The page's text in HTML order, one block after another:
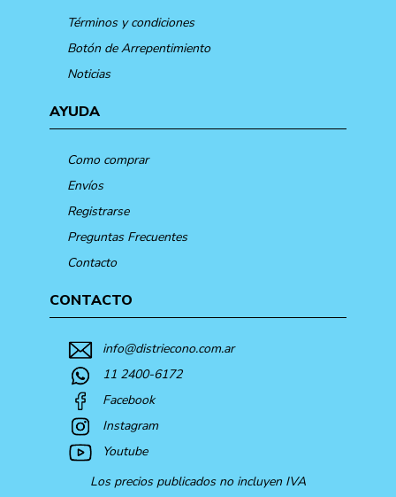
Términos y condiciones
Botón de Arrepentimiento
Noticias
AYUDA
Como comprar
Envíos
Registrarse
Preguntas Frecuentes
Contacto
CONTACTO
info@distriecono.com.ar
11 2400-6172
Facebook
Instagram
Youtube
Los precios publicados no incluyen IVA